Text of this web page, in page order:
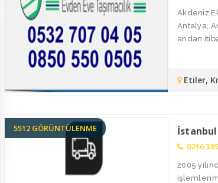
Akdeniz
Antalya,
andan
Etiler,
5512 GÖRÜNTÜLENME
0216
2005